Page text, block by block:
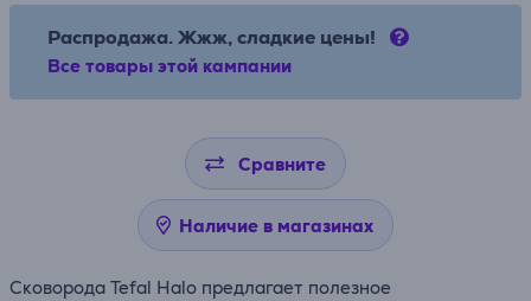
Распродажа. Жжж, сладкие цены!
Все товары этой кампании
Сравните
Наличие в магазинах
Сковорода Tefal Halo предлагает полезное